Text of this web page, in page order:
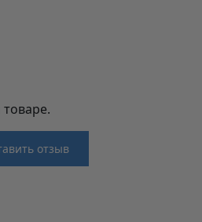
отзыв